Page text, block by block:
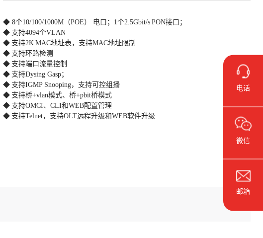
◆ 8个10/100/1000M（POE） 电口；1个2.5Gbit/s PON接口；
◆ 支持4094个VLAN
◆ 支持2K MAC地址表，支持MAC地址限制
◆ 支持环路检测
◆ 支持端口流量控制
◆ 支持Dysing Gasp；
◆ 支持IGMP Snooping，支持可控组播
◆ 支持桥+vlan模式、桥+pbit桥模式
◆ 支持OMCI、CLI和WEB配置管理
◆ 支持Telnet，支持OLT远程升级和WEB软件升级
电话
微信
邮箱